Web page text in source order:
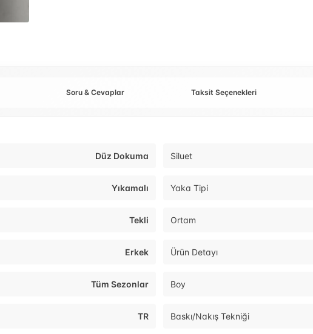
Soru & Cevaplar Taksit Seçenekleri
Düz Dokuma Siluet
Yıkamalı Yaka Tipi
Tekli Ortam
Erkek Ürün Detayı
Tüm Sezonlar Boy
TR Baskı/Nakış Tekniği